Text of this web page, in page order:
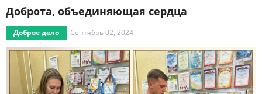
Доброта, объединяющая сердца
Доброе дело Сентябрь 02, 2024